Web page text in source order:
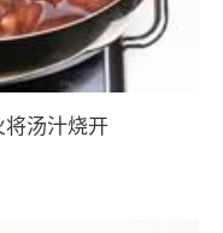
汤汁烧开